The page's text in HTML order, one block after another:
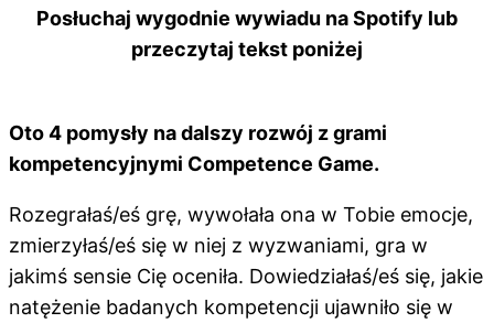
Posłuchaj wygodnie wywiadu na Spotify lub
przeczytaj tekst poniżej
Oto 4 pomysły na dalszy rozwój z grami
kompetencyjnymi Competence Game.
Rozegrałaś/eś grę, wywołała ona w Tobie emocje,
zmierzyłaś/eś się w niej z wyzwaniami, gra w
jakimś sensie Cię oceniła. Dowiedziałaś/eś się, jakie
natężenie badanych kompetencji ujawniło się w